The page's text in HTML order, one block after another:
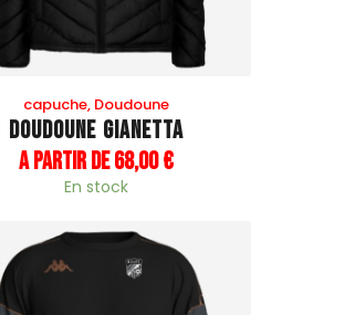
capuche, Doudoune
Doudoune Gianetta
A partir de68,00€
En stock